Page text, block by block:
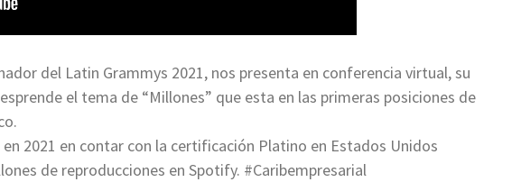
del Latin Grammys 2021, nos presenta en conferencia virtual, su
el tema de “Millones” que esta en las primeras posiciones de
2021 en contar con la certificación Platino en Estados Unidos
de reproducciones en Spotify. #Caribempresarial